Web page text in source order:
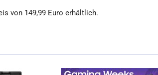
von 149,99 Euro erhältlich.